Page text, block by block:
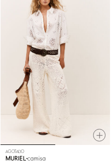
AGOTADO
MURIEL camisa